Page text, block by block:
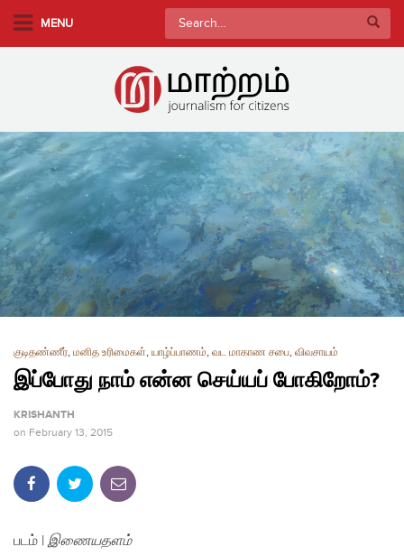
m
a
i
c
o
n
t
MENU
Search
for:
குடிதண்ணீர், மனித உரிமைகள், யாழ்ப்பாணம், வட மாகாண சபை, விவசாயம்
இப்போது நாம் என்ன செய்யப் போகிறோம்?
KRISHANTH
on February 13, 2015
படம் | இணையதளம்